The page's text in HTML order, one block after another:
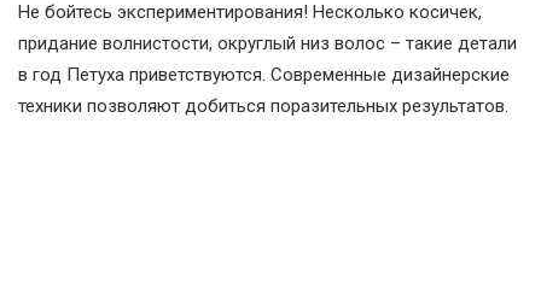
Не бойтесь экспериментирования! Несколько косичек,
придание волнистости, округлый низ волос – такие детали
в год Петуха приветствуются. Современные дизайнерские
техники позволяют добиться поразительных результатов.